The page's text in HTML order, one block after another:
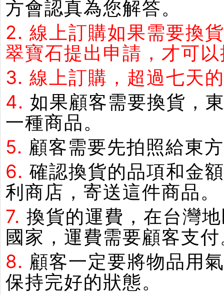
方會認真為您解答。
2. 線上訂購如果需要換
翠寶石提出申請，才可
3. 線上訂購，超過七天
4. 如果顧客需要換貨，
一種商品。
5. 顧客需要先拍照給東
6. 確認換貨的品項和金
利商店，寄送這件商品。
7. 換貨的運費，在台灣
國家，運費需要顧客支
8. 顧客一定要將物品用
保持完好的狀態。